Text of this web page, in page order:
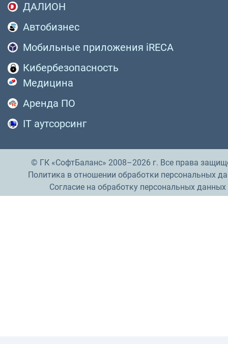
ДАЛИОН
Автобизнес
Мобильные приложения iRECA
Кибербезопасность
Медицина
Аренда ПО
IT аутсорсинг
© ГК «СофтБаланс» 2008–2026 г. Все права
Политика в отношении обработки персональных
Согласие на обработку персональных данных